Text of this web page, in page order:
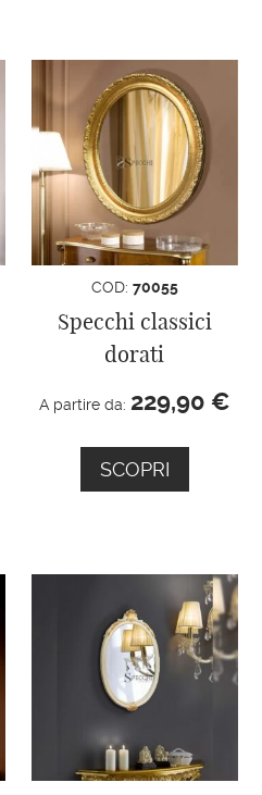
COD: 70055
Specchi classici
dorati
A partire da: 229,90 €
SCOPRI